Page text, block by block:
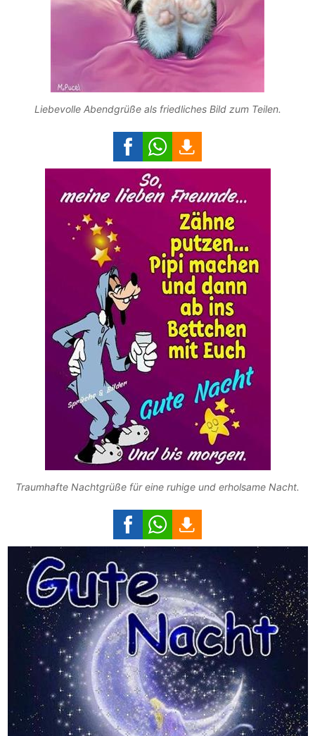
Liebevolle Abendgrüße als friedliches Bild zum Teilen.
Traumhafte Nachtgrüße für eine ruhige und erholsame Nacht.